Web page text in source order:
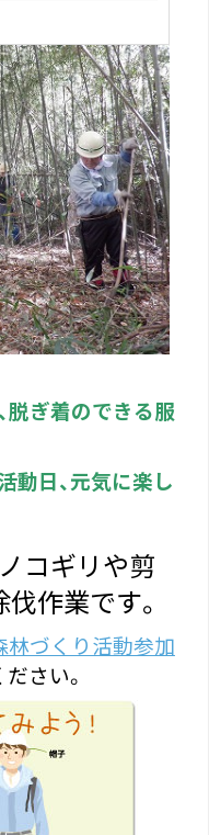
脱ぎ着のできる服
動日、元気に楽し
コギリや剪
作業です。
林づくり活動参加
さい。